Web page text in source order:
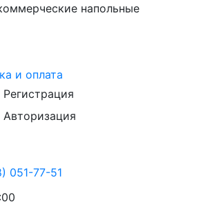
напольные
и оплата
Регистрация
Авторизация
051-77-51